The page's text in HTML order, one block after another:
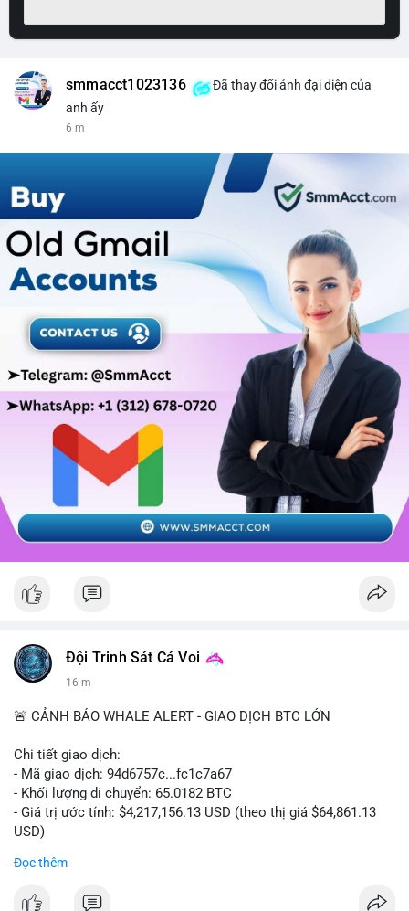
smmacct1023136
Đã thay đổi ảnh đại diện của
anh ấy
6 m
Đội Trinh Sát Cá Voi
16 m
🚨 CẢNH BÁO WHALE ALERT - GIAO DỊCH BTC LỚN
Chi tiết giao dịch:
- Mã giao dịch: 94d6757c...fc1c7a67
- Khối lượng di chuyển: 65.0182 BTC
- Giá trị ước tính: $4,217,156.13 USD (theo thị giá $64,861.13
USD)
Đọc thêm